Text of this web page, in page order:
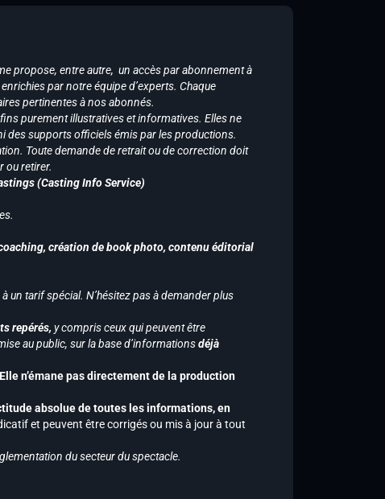
propose, entre autre, un accès par abonnement à
par notre équipe d’experts. Chaque
pertinentes à nos abonnés.
purement illustratives et informatives. Elles ne
des supports officiels émis par les productions.
Toute demande de retrait ou de correction doit
ou retirer.
(Casting Info Service)
création de book photo, contenu éditorial
un tarif spécial. N’hésitez pas à demander plus
repérés, y compris ceux qui peuvent être
au public, sur la base d’informationsdéjà
Elle n’émane pas directement de la production
absolue de toutes les informations, en
et peuvent être corrigés ou mis à jour à tout
du secteur du spectacle.